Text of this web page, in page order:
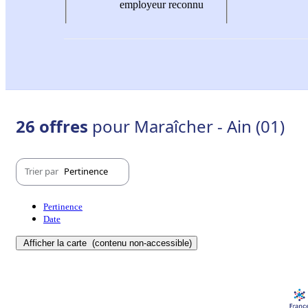
employeur reconnu
26 offres pour Maraîcher - Ain (01)
Trier par Pertinence
Pertinence
Date
Afficher la carte (contenu non-accessible)